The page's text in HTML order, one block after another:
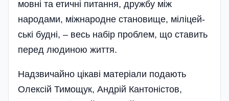
мовні та етичні питання, дружбу між
народами, міжнародне становище, міліцей­
ські будні, – весь набір проблем, що ставить
перед людиною життя.
Надзвичайно цікаві матеріали подають
Олексій Тимощук, Андрій Кантоністов,